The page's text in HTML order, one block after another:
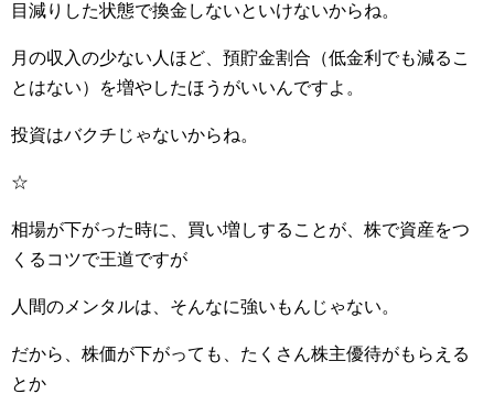
目減りした状態で換金しないといけないからね。
月の収入の少ない人ほど、預貯金割合（低金利でも減るこ
とはない）を増やしたほうがいいんですよ。
投資はバクチじゃないからね。
☆
相場が下がった時に、買い増しすることが、株で資産をつ
くるコツで王道ですが
人間のメンタルは、そんなに強いもんじゃない。
だから、株価が下がっても、たくさん株主優待がもらえる
とか